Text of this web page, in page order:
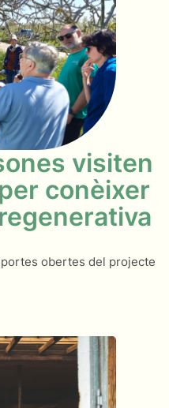
visiten
conèixer
obertes del projecte